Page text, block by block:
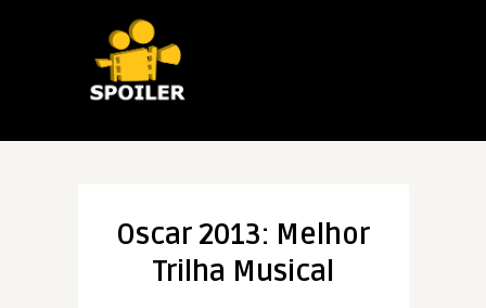
Oscar 2013: Melhor
Trilha Musical